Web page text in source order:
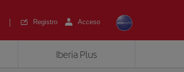
Registro Acceso
Iberia Plus